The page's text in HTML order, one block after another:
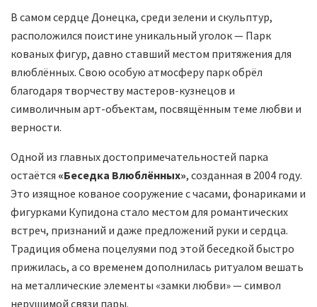
В самом сердце Донецка, среди зелени и скульптур,
расположился поистине уникальный уголок — Парк
кованых фигур, давно ставший местом притяжения для
влюблённых. Свою особую атмосферу парк обрёл
благодаря творчеству мастеров-кузнецов и
символичным арт-объектам, посвящённым теме любви и
верности.
Одной из главных достопримечательностей парка
остаётся «Беседка Влюблённых», созданная в 2004 году.
Это изящное кованое сооружение с часами, фонариками и
фигурками Купидона стало местом для романтических
встреч, признаний и даже предложений руки и сердца.
Традиция обмена поцелуями под этой беседкой быстро
прижилась, а со временем дополнилась ритуалом вешать
на металлические элементы «замки любви» — символ
нерушимой связи пары.